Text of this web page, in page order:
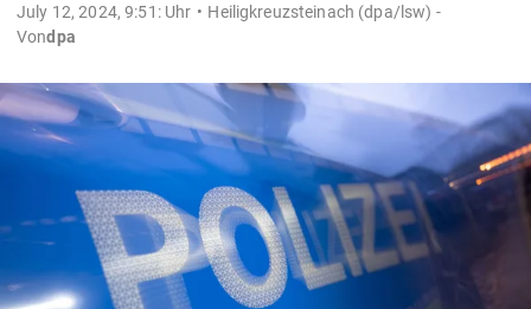
July 12, 2024, 9:51: Uhr
Heiligkreuzsteinach (dpa/lsw) -
Vondpa